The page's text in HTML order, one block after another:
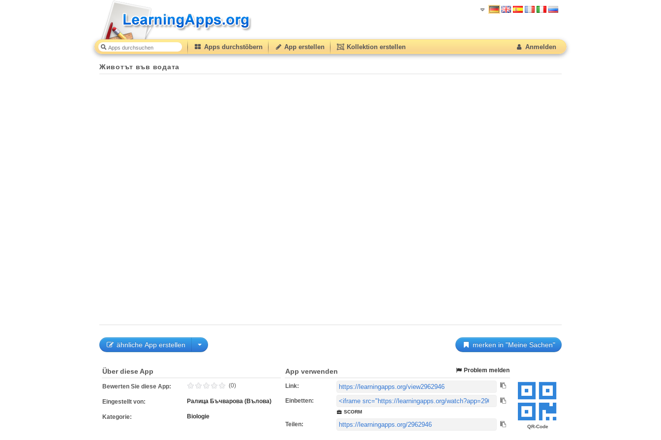
Apps durchstöbern App erstellen Kollektion erstellen Anmelden
Животът във водата
ähnliche App erstellen merken in "Meine Sachen"
QR-Code
Über diese App
Bewerten Sie diese App: (0)
Eingestellt von: Ралица Бъчварова (Вълова)
Kategorie: Biologie
App verwenden Problem melden
Link:
Einbetten:
SCORM
Teilen: